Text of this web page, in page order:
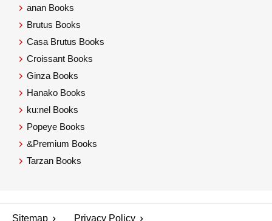
anan Books
Brutus Books
Casa Brutus Books
Croissant Books
Ginza Books
Hanako Books
ku:nel Books
Popeye Books
&Premium Books
Tarzan Books
Sitemap Privacy Policy